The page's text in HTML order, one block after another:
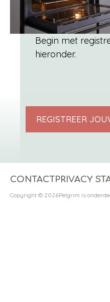
Begin met
hieronder.
REGISTREER
CONTACTPRIVACY
Copyright © 2026Pelgrim is